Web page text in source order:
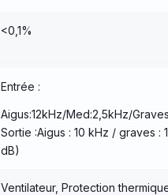
<0,1%
Entrée :
Aigus:12kHz/Med:2,5kHz/
Sortie :Aigus : 10 kHz / graves :
dB)
Ventilateur, Protection